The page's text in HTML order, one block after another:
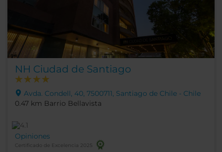
NH Ciudad de Santiago
Avda. Condell, 40, 7500711, Santiago de Chile - Chile
0.47 km Barrio Bellavista
Opiniones
Certificado de Excelencia 2025